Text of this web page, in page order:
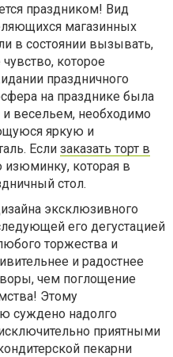
праздником! Вид
магазинных
в состоянии вызывать,
которое
праздничного
на празднике была
весельем, необходимо
яркую и
Если заказать торт в
изюминку, которая в
стол.
эксклюзивного
его дегустацией
торжества и
и радостнее
чем поглощение
Этому
суждено надолго
приятными
пекарни